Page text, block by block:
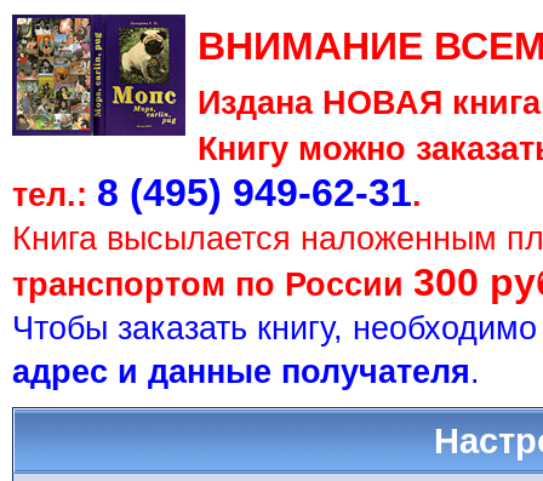
ВНИМАНИЕ
Издана НОВАЯ
Книгу можно
тел.: 8 (495) 949-62-31.
Книга высылается наложенным
транспортом по России 300
Чтобы заказать книгу,
адрес и данные получателя.